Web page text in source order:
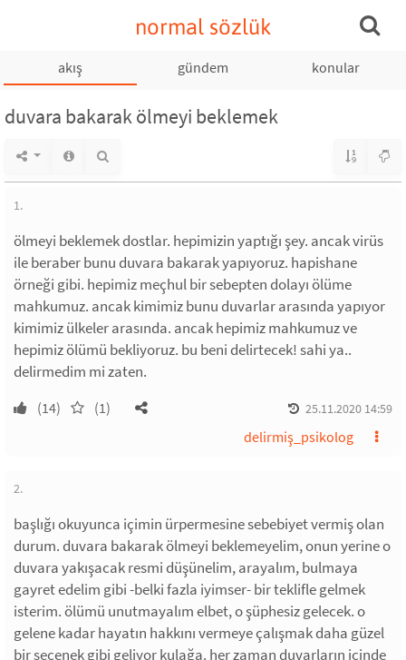
normal sözlük
akış gündem konular
duvara bakarak ölmeyi beklemek
1.
ölmeyi beklemek dostlar. hepimizin yaptığı şey. ancak virüs
ile beraber bunu duvara bakarak yapıyoruz. hapishane
örneği gibi. hepimiz meçhul bir sebepten dolayı ölüme
mahkumuz. ancak kimimiz bunu duvarlar arasında yapıyor
kimimiz ülkeler arasında. ancak hepimiz mahkumuz ve
hepimiz ölümü bekliyoruz. bu beni delirtecek! sahi ya..
delirmedim mi zaten.
(14) (1) 25.11.2020 14:59
delirmiş_psikolog
2.
başlığı okuyunca içimin ürpermesine sebebiyet vermiş olan
durum. duvara bakarak ölmeyi beklemeyelim, onun yerine o
duvara yakışacak resmi düşünelim, arayalım, bulmaya
gayret edelim gibi -belki fazla iyimser- bir teklifle gelmek
isterim. ölümü unutmayalım elbet, o şüphesiz gelecek. o
gelene kadar hayatın hakkını vermeye çalışmak daha güzel
bir seçenek gibi geliyor kulağa. her zaman duvarların içinde